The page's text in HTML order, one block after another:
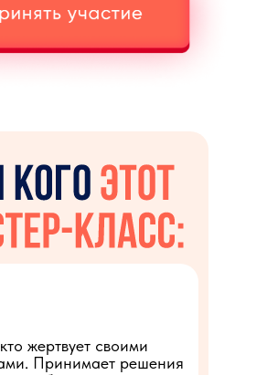
жертвует своими
Принимает решения